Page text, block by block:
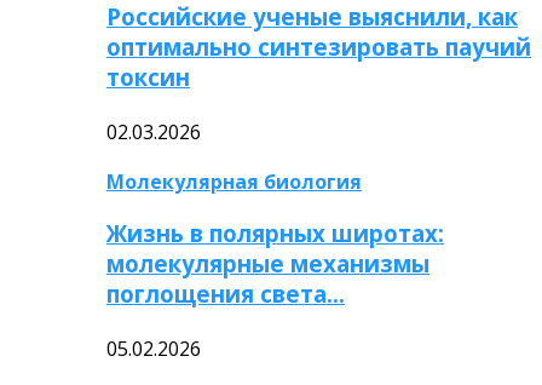
Российские ученые выяснили, как
оптимально синтезировать паучий
токсин
02.03.2026
Молекулярная биология
Жизнь в полярных широтах:
молекулярные механизмы
поглощения света…
05.02.2026